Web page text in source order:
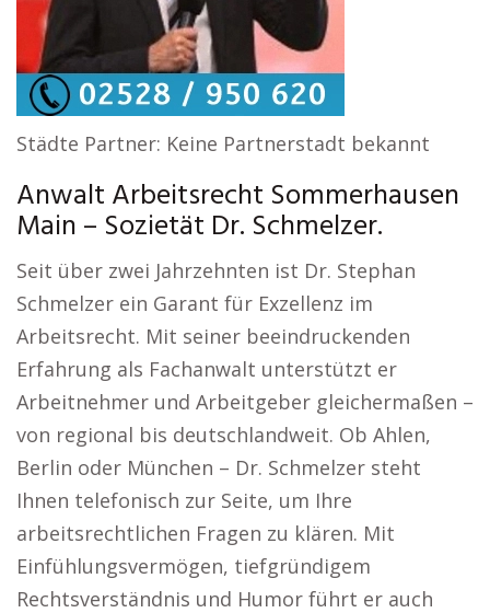
Städte Partner: Keine Partnerstadt bekannt
Anwalt Arbeitsrecht Sommerhausen
Main – Sozietät Dr. Schmelzer.
Seit über zwei Jahrzehnten ist Dr. Stephan
Schmelzer ein Garant für Exzellenz im
Arbeitsrecht. Mit seiner beeindruckenden
Erfahrung als Fachanwalt unterstützt er
Arbeitnehmer und Arbeitgeber gleichermaßen –
von regional bis deutschlandweit. Ob Ahlen,
Berlin oder München – Dr. Schmelzer steht
Ihnen telefonisch zur Seite, um Ihre
arbeitsrechtlichen Fragen zu klären. Mit
Einfühlungsvermögen, tiefgründigem
Rechtsverständnis und Humor führt er auch